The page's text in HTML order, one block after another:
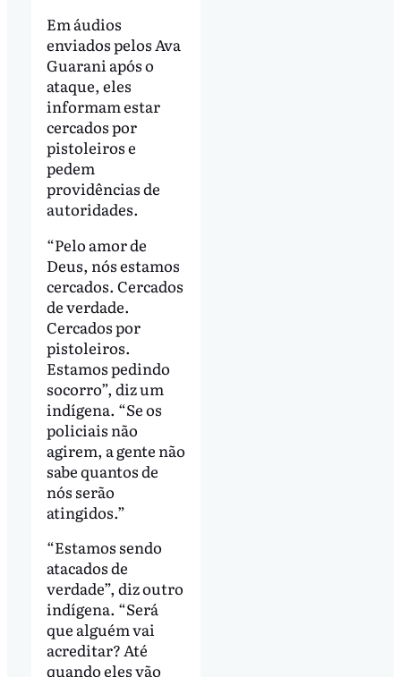
Em áudios
enviados pelos Ava
Guarani após o
ataque, eles
informam estar
cercados por
pistoleiros e
pedem
providências de
autoridades.
“Pelo amor de
Deus, nós estamos
cercados. Cercados
de verdade.
Cercados por
pistoleiros.
Estamos pedindo
socorro”, diz um
indígena. “Se os
policiais não
agirem, a gente não
sabe quantos de
nós serão
atingidos.”
“Estamos sendo
atacados de
verdade”, diz outro
indígena. “Será
que alguém vai
acreditar? Até
quando eles vão